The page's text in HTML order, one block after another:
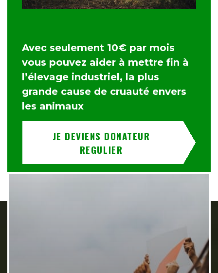
Avec seulement 10€ par mois
vous pouvez aider à mettre fin à
l’élevage industriel, la plus
grande cause de cruauté envers
les animaux
JE DEVIENS DONATEUR
REGULIER